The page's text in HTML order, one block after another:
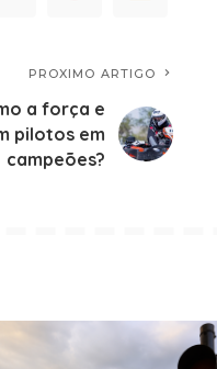
PROXIMO ARTIGO
a força e
pilotos em
campeões?